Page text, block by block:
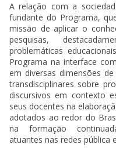
A relação com a
fundante do Programa,
missão de aplicar o
pesquisas,
problemáticas
Programa na interface
em diversas dimensões
transdisciplinares sobre
discursivos em contexto
seus docentes na
adotados ao redor do
na formação
atuantes nas redes pública